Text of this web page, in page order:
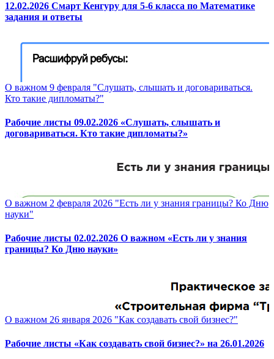
12.02.2026 Смарт Кенгуру для 5-6 класса по Математике
задания и ответы
О важном 9 февраля "Слушать, слышать и договариваться.
Кто такие дипломаты?"
Рабочие листы 09.02.2026 «Слушать, слышать и
договариваться. Кто такие дипломаты?»
О важном 2 февраля 2026 "Есть ли у знания границы? Ко Дню
науки"
Рабочие листы 02.02.2026 О важном «Есть ли у знания
границы? Ко Дню науки»
О важном 26 января 2026 "Как создавать свой бизнес?"
Рабочие листы «Как создавать свой бизнес?» на 26.01.2026